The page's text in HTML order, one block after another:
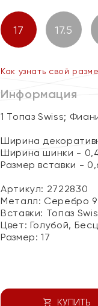
17 17.5
Как узнать свой
Информация
1 Топаз Swiss;
Ширина
Ширина шинки -
Размер вставки -
Артикул: 2722830
Металл: Серебро
Вставки: Топаз
Цвет: Голубой,
Размер:17
КУПИТЬ